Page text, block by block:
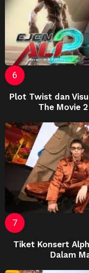
Plot Twist dan
The Movie
Tiket Konsert
Dalam